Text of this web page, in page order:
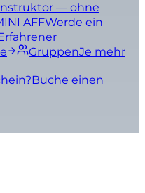
— ohne
AFFWerde ein
GruppenJe mehr
Buche einen